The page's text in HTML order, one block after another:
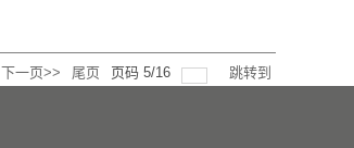
下一页>> 尾页 页码 5/16 跳转到